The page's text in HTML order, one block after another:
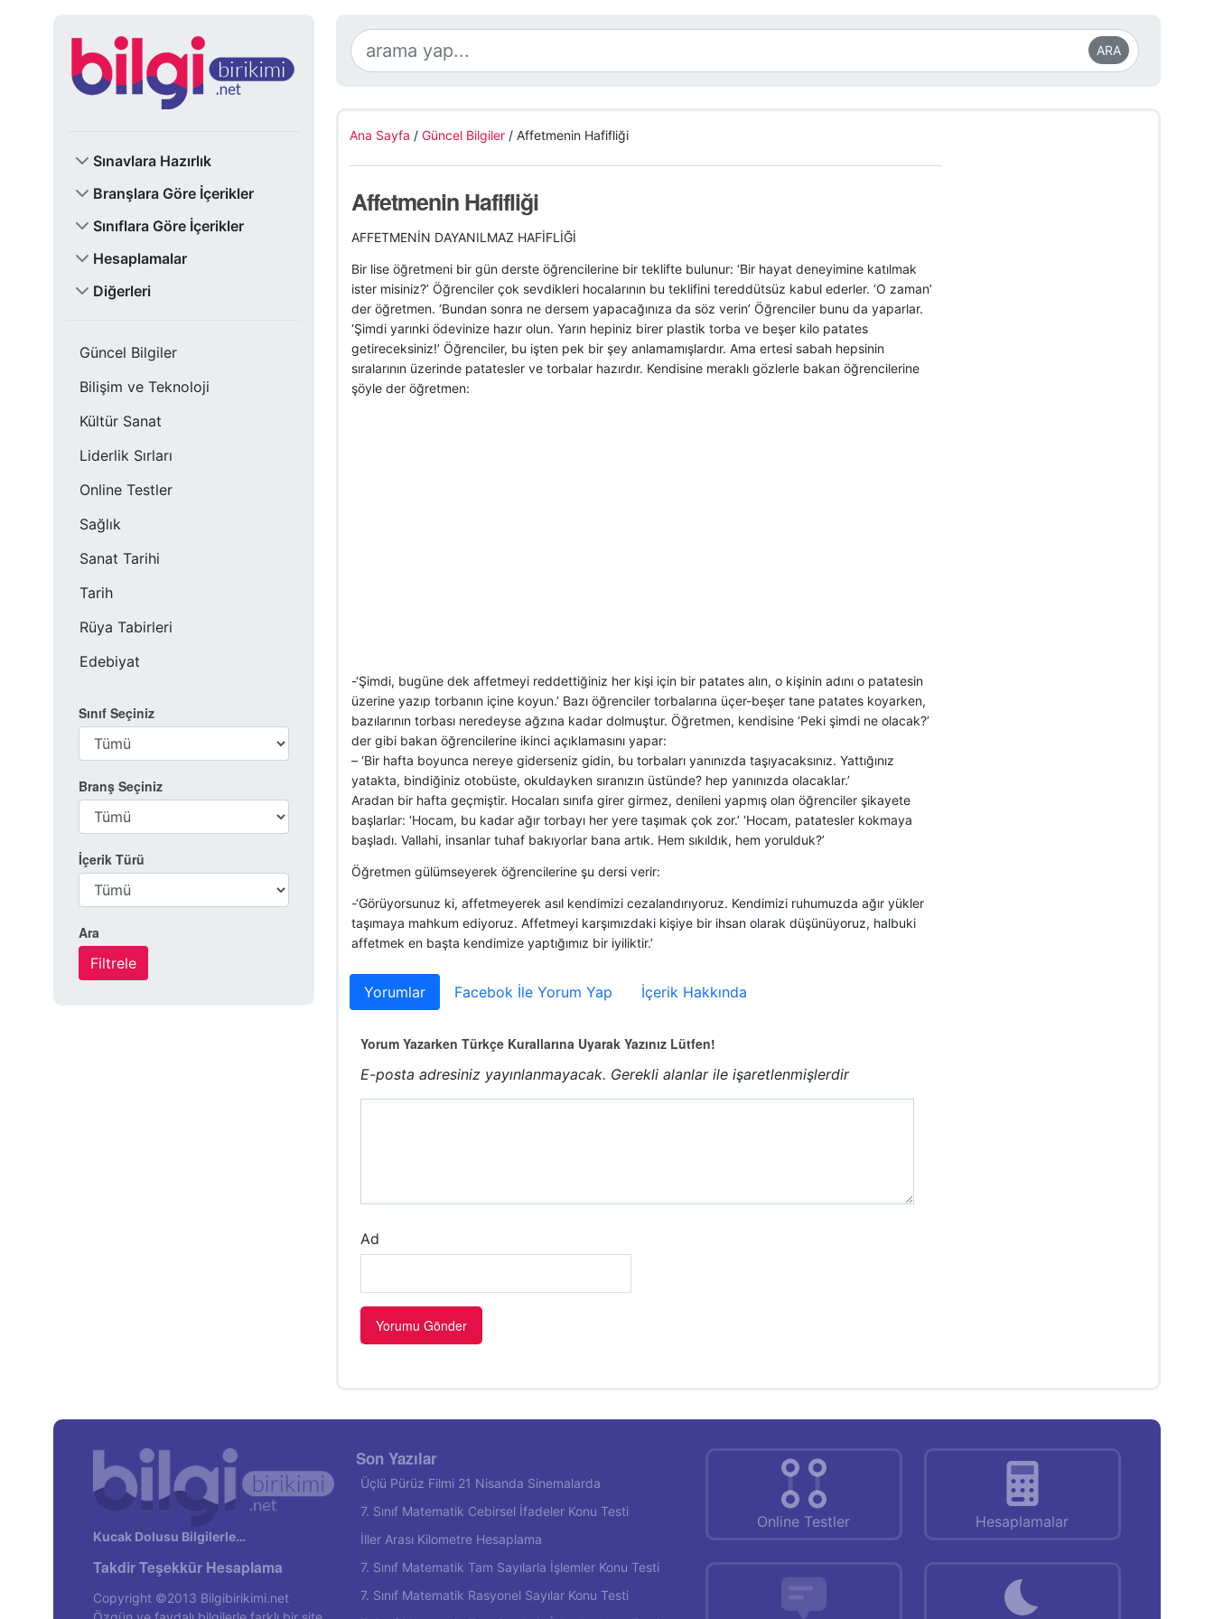
Sınavlara Hazırlık
Branşlara Göre İçerikler
Sınıflara Göre İçerikler
Hesaplamalar
Diğerleri
Güncel Bilgiler
Bilişim ve Teknoloji
Kültür Sanat
Liderlik Sırları
Online Testler
Sağlık
Sanat Tarihi
Tarih
Rüya Tabirleri
Edebiyat
Sınıf Seçiniz
Branş Seçiniz
İçerik Türü
Ara
ARA
Ana Sayfa / Güncel Bilgiler/ Affetmenin Hafifliği
Affetmenin Hafifliği
AFFETMENİN DAYANILMAZ HAFİFLİĞİ
Bir lise öğretmeni bir gün derste öğrencilerine bir teklifte bulunur: ‘Bir hayat deneyimine katılmak
ister misiniz?’ Öğrenciler çok sevdikleri hocalarının bu teklifini tereddütsüz kabul ederler. ‘O zaman’
der öğretmen. ‘Bundan sonra ne dersem yapacağınıza da söz verin’ Öğrenciler bunu da yaparlar.
‘Şimdi yarınki ödevinize hazır olun. Yarın hepiniz birer plastik torba ve beşer kilo patates
getireceksiniz!’ Öğrenciler, bu işten pek bir şey anlamamışlardır. Ama ertesi sabah hepsinin
sıralarının üzerinde patatesler ve torbalar hazırdır. Kendisine meraklı gözlerle bakan öğrencilerine
şöyle der öğretmen:
-‘Şimdi, bugüne dek affetmeyi reddettiğiniz her kişi için bir patates alın, o kişinin adını o patatesin
üzerine yazıp torbanın içine koyun.’ Bazı öğrenciler torbalarına üçer-beşer tane patates koyarken,
bazılarının torbası neredeyse ağzına kadar dolmuştur. Öğretmen, kendisine ‘Peki şimdi ne olacak?’
der gibi bakan öğrencilerine ikinci açıklamasını yapar:
– ‘Bir hafta boyunca nereye giderseniz gidin, bu torbaları yanınızda taşıyacaksınız. Yattığınız
yatakta, bindiğiniz otobüste, okuldayken sıranızın üstünde? hep yanınızda olacaklar.’
Aradan bir hafta geçmiştir. Hocaları sınıfa girer girmez, denileni yapmış olan öğrenciler şikayete
başlarlar: ‘Hocam, bu kadar ağır torbayı her yere taşımak çok zor.’ ‘Hocam, patatesler kokmaya
başladı. Vallahi, insanlar tuhaf bakıyorlar bana artık. Hem sıkıldık, hem yorulduk?’
Öğretmen gülümseyerek öğrencilerine şu dersi verir:
-‘Görüyorsunuz ki, affetmeyerek asıl kendimizi cezalandırıyoruz. Kendimizi ruhumuzda ağır yükler
taşımaya mahkum ediyoruz. Affetmeyi karşımızdaki kişiye bir ihsan olarak düşünüyoruz, halbuki
affetmek en başta kendimize yaptığımız bir iyiliktir.’
Yorumlar Facebok İle Yorum Yap İçerik Hakkında
Yorum Yazarken Türkçe Kurallarına Uyarak Yazınız Lütfen!
E-posta adresiniz yayınlanmayacak. Gerekli alanlar ile işaretlenmişlerdir
Ad
Kucak Dolusu Bilgilerle…
Takdir Teşekkür Hesaplama
Copyright ©2013 Bilgibirikimi.net
Son Yazılar
Üçlü Pürüz Filmi 21 Nisanda Sinemalarda
7. Sınıf Matematik Cebirsel İfadeler Konu Testi
İller Arası Kilometre Hesaplama
7. Sınıf Matematik Tam Sayılarla İşlemler Konu Testi
7. Sınıf Matematik Rasyonel Sayılar Konu Testi
Online Testler Hesaplamalar